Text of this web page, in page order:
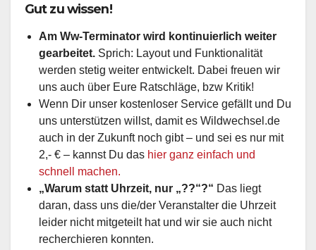
Gut zu wissen!
Am Ww-Terminator wird kontinuierlich weiter
gearbeitet. Sprich: Layout und Funktionalität
werden stetig weiter entwickelt. Dabei freuen wir
uns auch über Eure Ratschläge, bzw Kritik!
Wenn Dir unser kostenloser Service gefällt und Du
uns unterstützen willst, damit es Wildwechsel.de
auch in der Zukunft noch gibt – und sei es nur mit
2,- € – kannst Du das hier ganz einfach und
schnell machen.
„Warum statt Uhrzeit, nur „??“?“ Das liegt
daran, dass uns die/der Veranstalter die Uhrzeit
leider nicht mitgeteilt hat und wir sie auch nicht
recherchieren konnten.